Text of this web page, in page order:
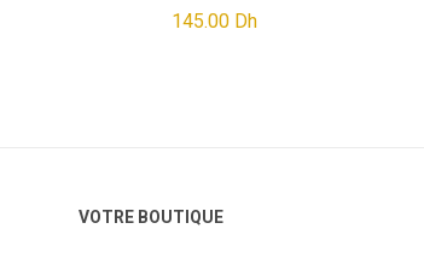
145.00 Dh
VOTRE BOUTIQUE